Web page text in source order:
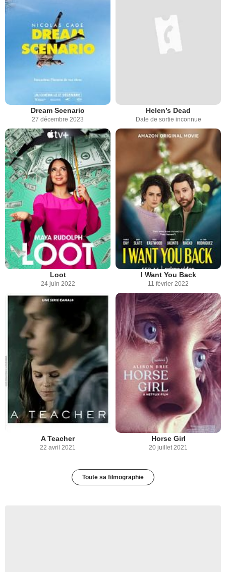
Dream Scenario
27 décembre 2023
Helen’s Dead
Date de sortie inconnue
Loot
24 juin 2022
I Want You Back
11 février 2022
A Teacher
22 avril 2021
Horse Girl
20 juillet 2021
Toute sa filmographie